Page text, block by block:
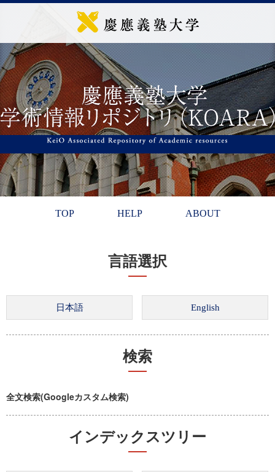
TOP HELP ABOUT
言語選択
検索
全文検索(Googleカスタム検索)
インデックスツリー